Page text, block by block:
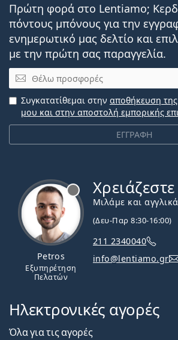
Πρώτη φορά στο Lentiamo;
πόντους μπόνους για την
ενημερωτικό μας δελτίο και
με την πρώτη σας παραγγελία.
Email
ΕΓΓΡΑΦΗ
Συγκατατίθεμαι στην αποθήκευση
μου και στην αποστολή εμπορικής
Petros
Εξυπηρέτηση
Πελατών
Μιλάμε και αγγλικά
(Δευ-Παρ 8:30-16:00)
211 2340040
info@lentiamo.gr
Ηλεκτρονικές αγορές
Όλα για τις αγορές